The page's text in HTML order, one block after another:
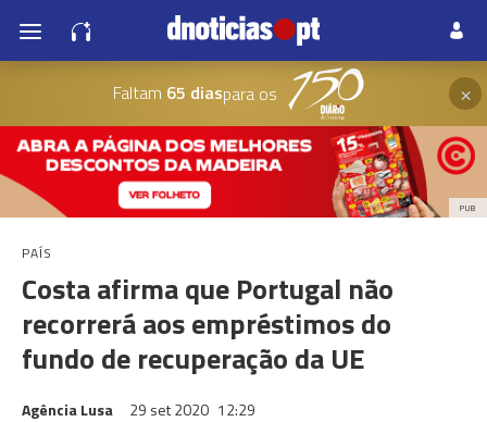
Faltam 65 diaspara os ×
PUB
PAÍS
Costa afirma que Portugal não
recorrerá aos empréstimos do
fundo de recuperação da UE
Agência Lusa 29 set 2020 12:29